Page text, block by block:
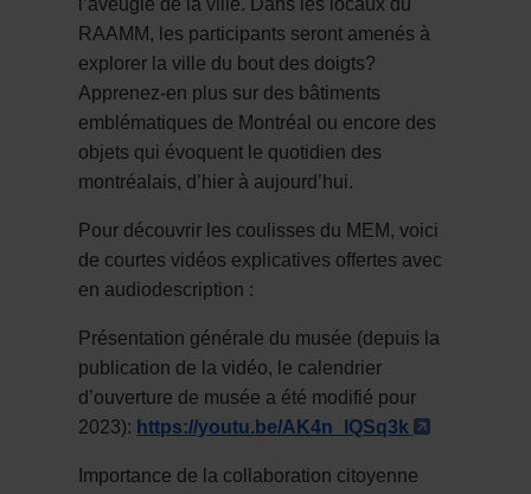
l’aveugle de la ville. Dans les locaux du
RAAMM, les participants seront amenés à
explorer la ville du bout des doigts?
Apprenez-en plus sur des bâtiments
emblématiques de Montréal ou encore des
objets qui évoquent le quotidien des
montréalais, d’hier à aujourd’hui.
Pour découvrir les coulisses du MEM, voici
de courtes vidéos explicatives offertes avec
en audiodescription :
Présentation générale du musée (depuis la
publication de la vidéo, le calendrier
d’ouverture de musée a été modifié pour
2023): https://youtu.be/AK4n_lQSq3k - Cet
Importance de la collaboration citoyenne